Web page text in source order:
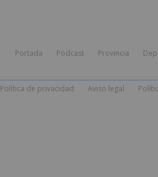
Portada Podcast Provincia
Política de privacidad Aviso legal